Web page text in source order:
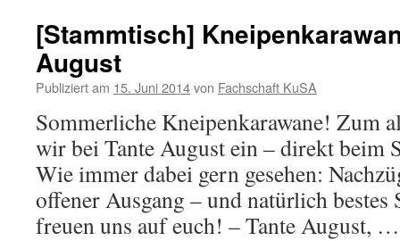
Senat
[Stammtisch]
August
Publiziert am 15. Juni 2014von Fachschaft KuSA
Sommerliche Kneipenkarawane! Zum
wir bei Tante August ein – direkt beim
Wie immer dabei gern gesehen:
offener Ausgang – und natürlich
freuen uns auf euch! – Tante August,